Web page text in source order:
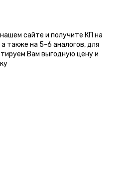
сайте и получите КП на
также на 5-6 аналогов, для
Вам выгодную цену и